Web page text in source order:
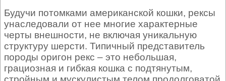
Будучи потомками американской кошки, рексы
унаследовали от нее многие характерные
черты внешности, не включая уникальную
структуру шерсти. Типичный представитель
породы оригон рекс – это небольшая,
грациозная и гибкая кошка с подтянутым,